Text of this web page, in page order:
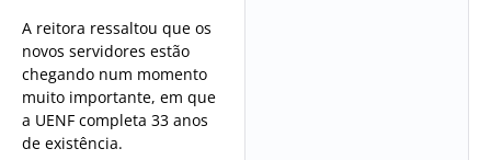
A reitora ressaltou que os
novos servidores estão
chegando num momento
muito importante, em que
a UENF completa 33 anos
de existência.